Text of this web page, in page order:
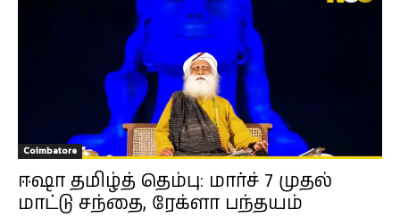
Coimbatore
ஈஷா தமிழ்த் தெம்பு: மார்ச் 7 முதல்
மாட்டு சந்தை, ரேக்ளா பந்தயம்